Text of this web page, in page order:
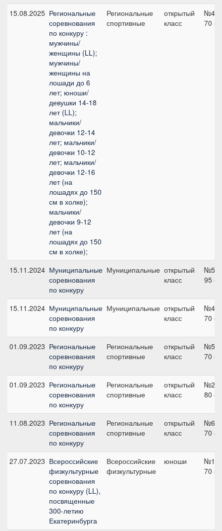
15.08.2025 Региональные
соревнования
по конкуру :
мужчины/
женщины (LL);
мужчины/
женщины на
лошади до 6
лет; юноши/
девушки 14-18
лет (LL);
мальчики/
девочки 12-14
лет; мальчики/
девочки 10-12
лет; мальчики/
девочки 12-16
лет (на
лошадях до 150
см в холке);
мальчики/
девочки 9-12
лет (на
лошадях до 150
см в холке);
Региональные
спортивные
открытый
класс
№4,
70 см
15.11.2024 Муниципальные
соревнования
по конкуру
Муниципальные открытый
класс
№5,
95 см
15.11.2024 Муниципальные
соревнования
по конкуру
Муниципальные открытый
класс
№4А,
70 см
01.09.2023 Региональные
соревнования
по конкуру
Региональные
спортивные
открытый
класс
№5,
70 см
01.09.2023 Региональные
соревнования
по конкуру
Региональные
спортивные
открытый
класс
№2,
80 см
11.08.2023 Региональные
соревнования
по конкуру
Региональные
спортивные
открытый
класс
№6,
70 см
27.07.2023 Всероссийские
физкультурные
соревнования
по конкуру (LL),
посвященные
300-летию
Екатеринбурга
Всероссийские
физкультурные
юноши
№13,
70 см